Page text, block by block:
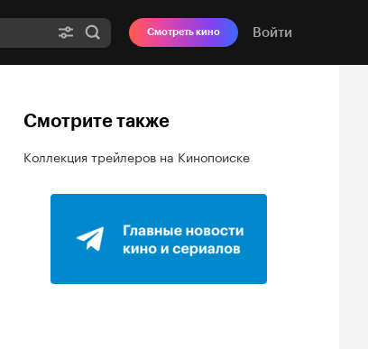
Смотреть кино Войти
Смотрите также
Коллекция трейлеров на Кинопоиске